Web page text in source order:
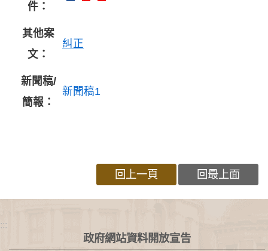
件：
其他案
文：
糾正
新聞稿/
簡報：
新聞稿1
回上一頁 回最上面
:::
政府網站資料開放宣告